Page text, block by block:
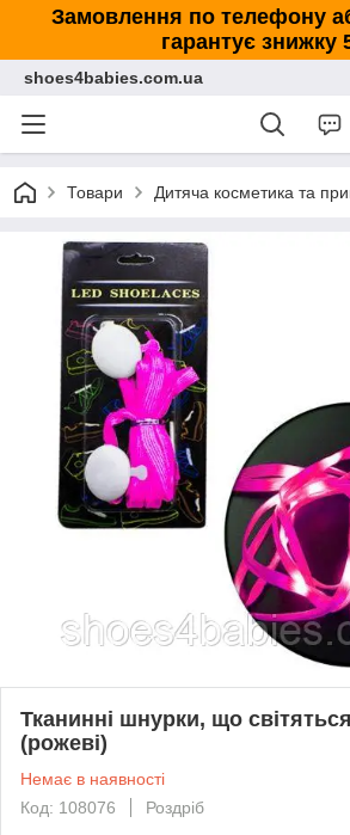
Замовлення по телефону
гарантує знижку
shoes4babies.com.ua
Товари Дитяча косметика та
Тканинні шнурки, що
(рожеві)
Немає в наявності
Код: 108076
Роздріб